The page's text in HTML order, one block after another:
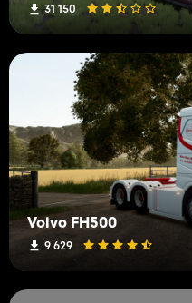
31 150
Volvo FH500
9 629